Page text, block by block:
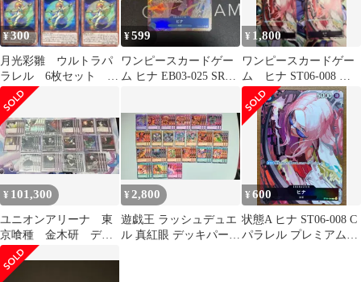
¥300
月光彩雛 ウルトラパ
ラレル 6枚セット ウ
ルパラ ムーンライト
¥599
ワンピースカードゲー
ム ヒナ EB03-025 SRパ
¥ 1,800
ワンピースカードゲー
ム ヒナ ST06-008 パ
ラレル
¥ 101,300
ユニオンアリーナ 東
京喰種 金木研 デッ
キ 星1⭐︎ パラレル 調
整パーツ付き
¥ 2,800
遊戯王 ラッシュデュエ
ル 真紅眼 デッキパーツ
¥600
状態A ヒナ ST06-008 C
パラレル プレミアムカ